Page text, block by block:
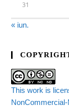
31
« iun.
This work is